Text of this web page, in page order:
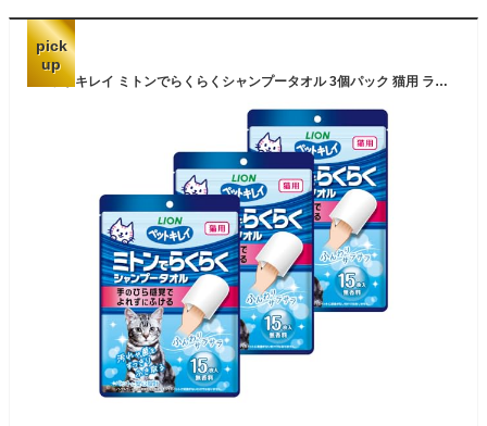
pick
up
ペットキレイ ミトンでらくらくシャンプータオル 3個パック 猫用 ライオンペット